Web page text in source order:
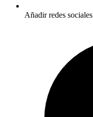
Añadir redes sociales